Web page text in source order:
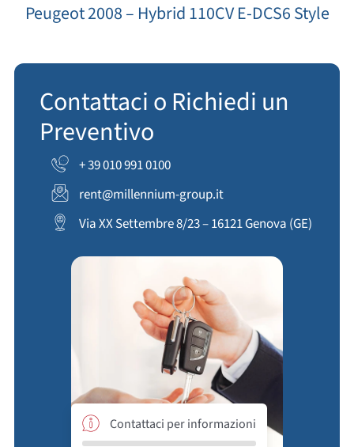
Peugeot 2008 – Hybrid 110CV E-DCS6 Style
Contattaci o Richiedi un
Preventivo
+ 39 010 991 0100
rent@millennium-group.it
Via XX Settembre 8/23 – 16121 Genova (GE)
Contattaci per informazioni